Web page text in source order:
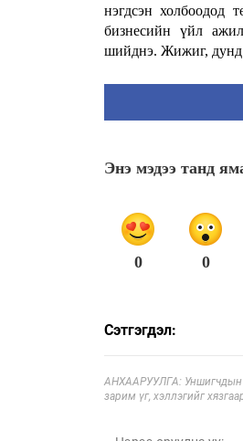
нэгдсэн холбоодод
бизнесийн үйл
шийднэ. Жижиг, дунд
Энэ мэдээ танд
0 0
Сэтгэгдэл:
АНХААРУУЛГА: Уншигчдын
зарим үг, хэллэгийг